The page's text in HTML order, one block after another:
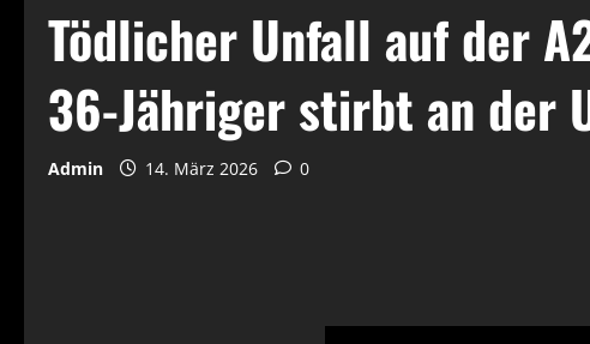
Tödlicher Unfall auf der
36-Jähriger stirbt an der
Admin 14. März 2026 0